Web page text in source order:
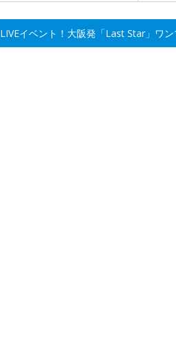
LIVEイベント！大阪発「Last Star」ワ